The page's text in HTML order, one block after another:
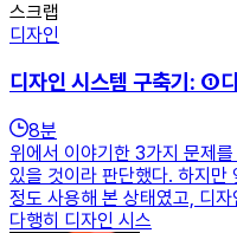
스크랩
디자인
디자인 시스템 구축기: ①
8분
위에서 이야기한 3가지 문제
있을 것이라 판단했다. 하지만
정도 사용해 본 상태였고, 디
다행히 디자인 시스